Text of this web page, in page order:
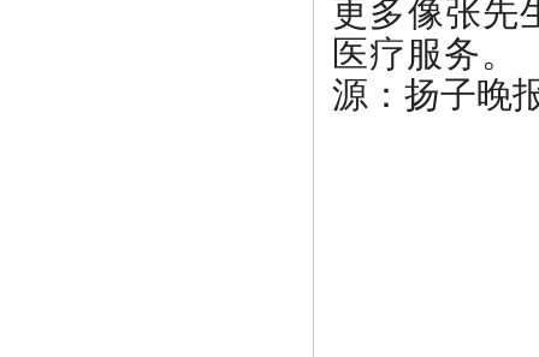
更多像张先
医疗服务。
源： 扬子晚